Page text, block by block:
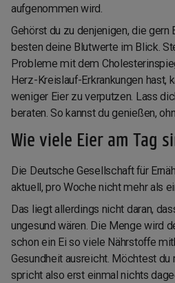
aufgenommen wird.
Gehörst du zu denjenigen, die gern
besten deine Blutwerte im Blick.
Probleme mit dem
Herz-Kreislauf-Erkrankungen hast,
weniger Eier zu verputzen. Lass
beraten. So kannst du genießen,
Wie viele Eier am Tag
Die Deutsche Gesellschaft für
aktuell, pro Woche nicht mehr als
Das liegt allerdings nicht daran,
ungesund wären. Die Menge wird
schon ein Ei so viele Nährstoffe
Gesundheit ausreicht. Möchtest du
spricht also erst einmal nichts